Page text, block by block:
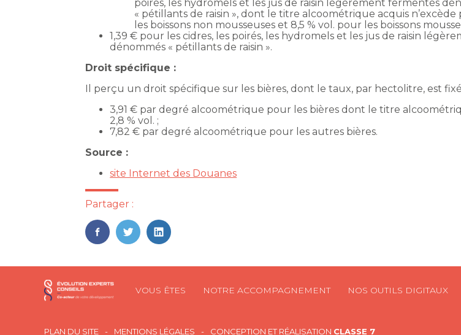
poirés, les hydromels et les jus de raisin légèrement fermentés
« pétillants de raisin », dont le titre alcoométrique acquis n’excède
les boissons non mousseuses et 8,5 % vol. pour les boissons
1,39 € pour les cidres, les poirés, les hydromels et les jus de raisin
dénommés « pétillants de raisin ».
Droit spécifique :
Il perçu un droit spécifique sur les bières, dont le taux, par hectolitre, est fixé
3,91 € par degré alcoométrique pour les bières dont le titre
2,8 % vol. ;
7,82 € par degré alcoométrique pour les autres bières.
Source :
site Internet des Douanes
Partager :
FaceBook
TwitterLinkedIn
Footer
VOUS ÊTES NOTRE ACCOMPAGNEMENT NOS OUTILS DIGITAUX
Footer
PLAN DU SITE MENTIONS LÉGALES CONCEPTION ET RÉALISATION CLASSE 7